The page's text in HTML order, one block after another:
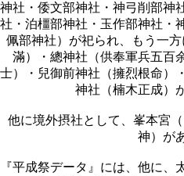
神社・倭文部神社・神弓削部神
社・泊橿部神社・玉作部神社・
佩部神社）が祀られ、もう一
滿）・總神社（供奉軍兵五百
士）・兒御前神社（擁烈根命）
神社（楠木正成）
他に境外摂社として、峯本宮
神）が
『平成祭データ』には、他に